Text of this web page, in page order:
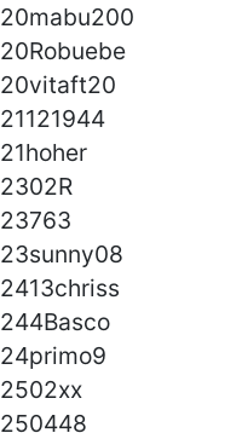
20mabu200
20Robuebe
20vitaft20
21121944
21hoher
2302R
23763
23sunny08
2413chriss
244Basco
24primo9
2502xx
250448